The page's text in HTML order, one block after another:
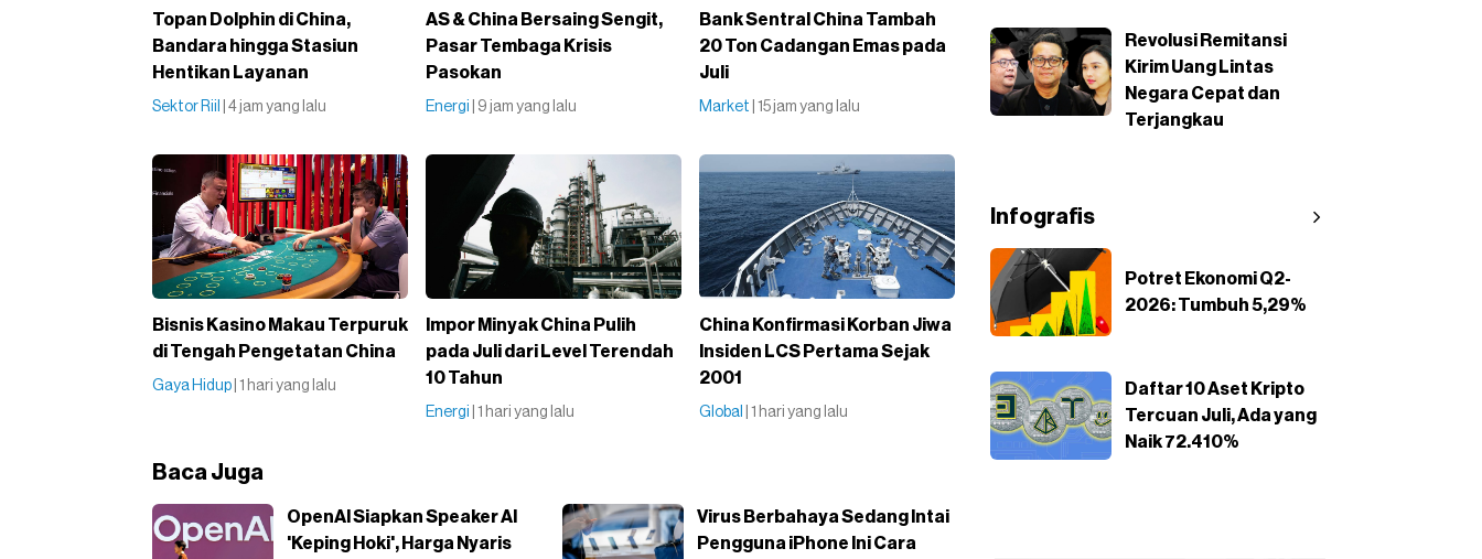
Topan Dolphin di China,
Bandara hingga Stasiun
Hentikan Layanan
Sektor Riil | 4 jam yang lalu
AS & China Bersaing Sengit,
Pasar Tembaga Krisis
Pasokan
Energi | 9 jam yang lalu
Bank Sentral China Tambah
20 Ton Cadangan Emas pada
Juli
Market | 15 jam yang lalu
Bisnis Kasino Makau Terpuruk
di Tengah Pengetatan China
Gaya Hidup | 1 hari yang lalu
Impor Minyak China Pulih
pada Juli dari Level Terendah
10 Tahun
Energi | 1 hari yang lalu
China Konfirmasi Korban Jiwa
Insiden LCS Pertama Sejak
2001
Global | 1 hari yang lalu
Baca Juga
OpenAI Siapkan Speaker AI
'Keping Hoki', Harga Nyaris
Virus Berbahaya Sedang Intai
Pengguna iPhone Ini Cara
Revolusi Remitansi
Kirim Uang Lintas
Negara Cepat dan
Terjangkau
Infografis
Potret Ekonomi Q2-
2026: Tumbuh 5,29%
Daftar 10 Aset Kripto
Tercuan Juli, Ada yang
Naik 72.410%